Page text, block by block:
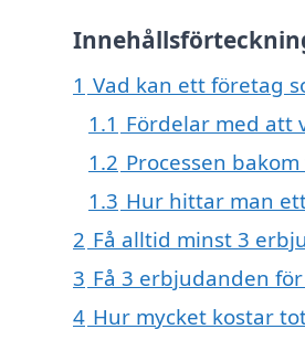
1 Vad kan ett företag
1.1 Fördelar med att
1.2 Processen
1.3 Hur hittar man
2 Få alltid minst 3
3 Få 3 erbjudanden
4 Hur mycket kostar